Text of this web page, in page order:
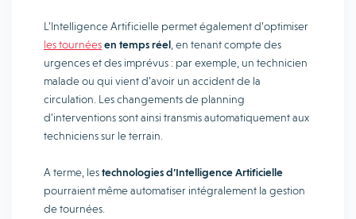
L’Intelligence Artificielle permet également d’optimiser
les tournéesen temps réel , en tenant compte des
urgences et des imprévus : par exemple, un technicien
malade ou qui vient d’avoir un accident de la
circulation. Les changements de planning
d’interventions sont ainsi transmis automatiquement aux
techniciens sur le terrain.
A terme, lestechnologies d’Intelligence Artificielle
pourraient même automatiser intégralement la gestion
de tournées.